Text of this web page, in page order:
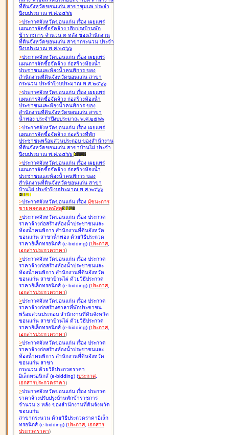
ที่ดินจังหวัดขอนแก่น สาขาชุมแพ ประจำ
ปีงบประมาณ พ.ศ.๒๕๖๖
>ประกาศจังหวัดขอนแก่น เรื่อง เผยแพร่
แผนการจัดซื้อจัดจ้าง ปรับปรุงบ้านพัก
ข้าราชการ จำนวน ๓ หลัง ของสำนักงาน
ที่ดินจังหวัดขอนแก่น สาขากระนวน ประจำ
ปีงบประมาณ พ.ศ.๒๕๖๖
>ประกาศจังหวัดขอนแก่น เรื่อง เผยแพร่
แผนการจัดซื้อจัดจ้าง ก่อสร้างห้องน้ำ
ประชาชนและห้องน้ำคนพิการ ของ
สำนักงานที่ดินจังหวัดขอนแก่น สาขา
กระนวน ประจำปีงบประมาณ พ.ศ.๒๕๖๖
>ประกาศจังหวัดขอนแก่น เรื่อง เผยแพร่
แผนการจัดซื้อจัดจ้าง ก่อสร้างห้องน้ำ
ประชาชนและห้องน้ำคนพิการ ของ
สำนักงานที่ดินจังหวัดขอนแก่น สาขา
น้ำพอง ประจำปีงบประมาณ พ.ศ.๒๕๖๖
>ประกาศจังหวัดขอนแก่น เรื่อง เผยแพร่
แผนการจัดซื้อจัดจ้าง ก่อสร้างที่พัก
ประชาชนพร้อมส่วนประกอบ ของสำนักงาน
ที่ดินจังหวัดขอนแก่น สาขาบ้านไผ่ ประจำ
ปีงบประมาณ พ.ศ.๒๕๖๖
>ประกาศจังหวัดขอนแก่น เรื่อง เผยแพร่
แผนการจัดซื้อจัดจ้าง ก่อสร้างห้องน้ำ
ประชาชนและห้องน้ำคนพิการ ของ
สำนักงานที่ดินจังหวัดขอนแก่น สาขา
บ้านไผ่ ประจำปีงบประมาณ พ.ศ.๒๕๖๖
>ประกาศจังหวัดขอนแก่น เรื่อง ผู้ชนะการ
ขายทอดตลาดพัสดุ
>ประกาศจังหวัดขอนแก่น เรื่อง ประกวด
ราคาจ้างก่อสร้างห้องน้ำประชาชนและ
ห้องน้ำคนพิการ สำนักงานที่ดินจังหวัด
ขอนแก่น สาขาน้ำพอง ด้วยวิธีประกวด
ราคาอิเล็กทรอนิกส์ (e-bidding) (ประกาศ,
เอกสารประกวดราคา)
>ประกาศจังหวัดขอนแก่น เรื่อง ประกวด
ราคาจ้างก่อสร้างห้องน้ำประชาชนและ
ห้องน้ำคนพิการ สำนักงานที่ดินจังหวัด
ขอนแก่น สาขาบ้านไผ่ ด้วยวิธีประกวด
ราคาอิเล็กทรอนิกส์ (e-bidding) (ประกาศ,
เอกสารประกวดราคา)
>ประกาศจังหวัดขอนแก่น เรื่อง ประกวด
ราคาจ้างก่อสร้างศาลาที่พักประชาชน
พร้อมส่วนประกอบ สำนักงานที่ดินจังหวัด
ขอนแก่น สาขาบ้านไผ่ ด้วยวิธีประกวด
ราคาอิเล็กทรอนิกส์ (e-bidding) (ประกาศ,
เอกสารประกวดราคา)
>ประกาศจังหวัดขอนแก่น เรื่อง ประกวด
ราคาจ้างก่อสร้างห้องน้ำประชาชนและ
ห้องน้ำคนพิการ สำนักงานที่ดินจังหวัด
ขอนแก่น สาขา
กระนวน ด้วยวิธีประกวดราคา
อิเล็กทรอนิกส์ (e-bidding) (ประกาศ,
เอกสารประกวดราคา)
>ประกาศจังหวัดขอนแก่น เรื่อง ประกวด
ราคาจ้างปรับปรุงบ้านพักข้าราชการ
จำนวน 3 หลัง ของสำนักงานที่ดินจังหวัด
ขอนแก่น
สาขากระนวน ด้วยวิธีประกวดราคาอิเล็ก
ทรอนิกส์ (e-bidding) (ประกาศ, เอกสาร
ประกวดราคา)